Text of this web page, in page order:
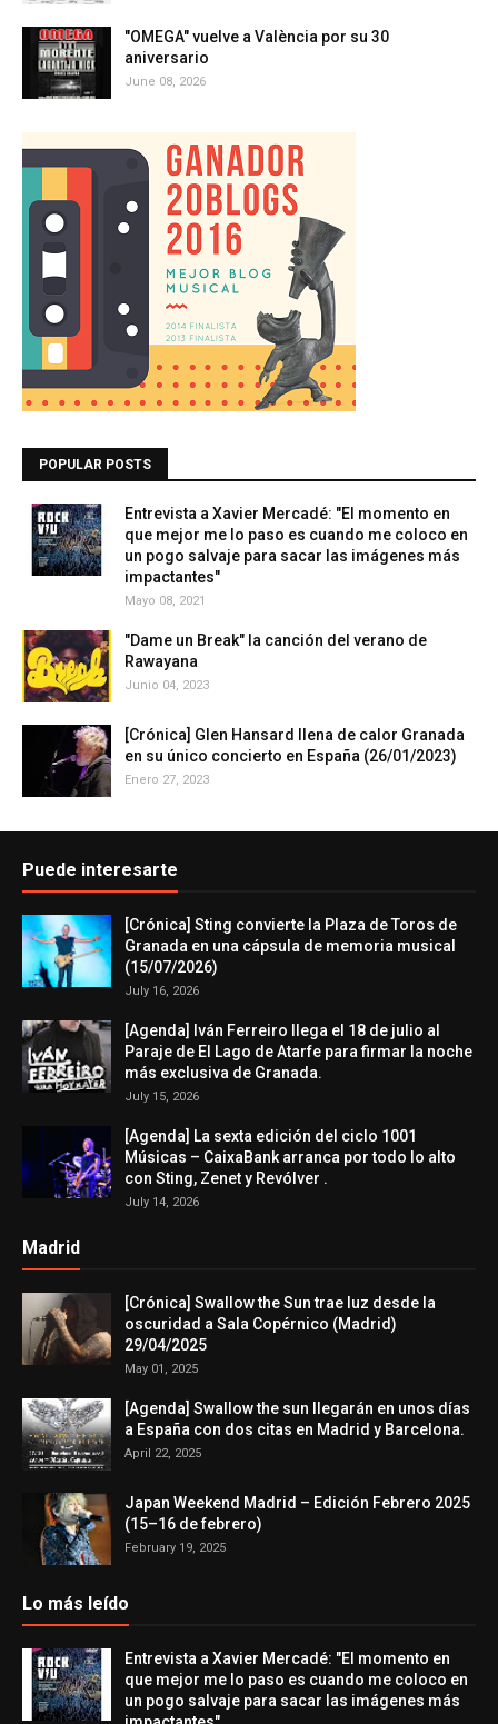
"OMEGA" vuelve a València por su 30
aniversario
June 08, 2026
POPULAR POSTS
Entrevista a Xavier Mercadé: "El momento en
que mejor me lo paso es cuando me coloco en
un pogo salvaje para sacar las imágenes más
impactantes"
Mayo 08, 2021
"Dame un Break" la canción del verano de
Rawayana
Junio 04, 2023
[Crónica] Glen Hansard llena de calor Granada
en su único concierto en España (26/01/2023)
Enero 27, 2023
Puede interesarte
[Crónica] Sting convierte la Plaza de Toros de
Granada en una cápsula de memoria musical
(15/07/2026)
July 16, 2026
[Agenda] Iván Ferreiro llega el 18 de julio al
Paraje de El Lago de Atarfe para firmar la noche
más exclusiva de Granada.
July 15, 2026
[Agenda] La sexta edición del ciclo 1001
Músicas – CaixaBank arranca por todo lo alto
con Sting, Zenet y Revólver .
July 14, 2026
Madrid
[Crónica] Swallow the Sun trae luz desde la
oscuridad a Sala Copérnico (Madrid)
29/04/2025
May 01, 2025
[Agenda] Swallow the sun llegarán en unos días
a España con dos citas en Madrid y Barcelona.
April 22, 2025
Japan Weekend Madrid – Edición Febrero 2025
(15–16 de febrero)
February 19, 2025
Lo más leído
Entrevista a Xavier Mercadé: "El momento en
que mejor me lo paso es cuando me coloco en
un pogo salvaje para sacar las imágenes más